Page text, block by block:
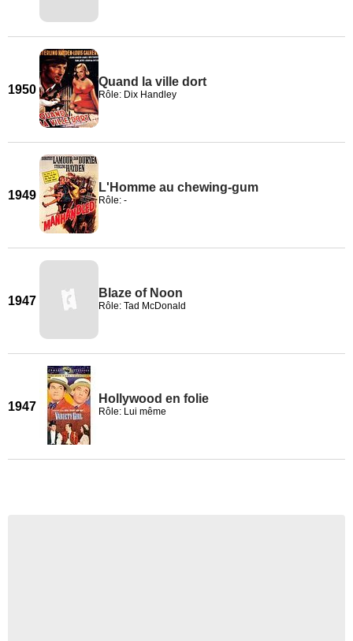
1950
Quand la ville dort
Rôle: Dix Handley
1949
L'Homme au chewing-gum
Rôle: -
1947
Blaze of Noon
Rôle: Tad McDonald
1947
Hollywood en folie
Rôle: Lui même